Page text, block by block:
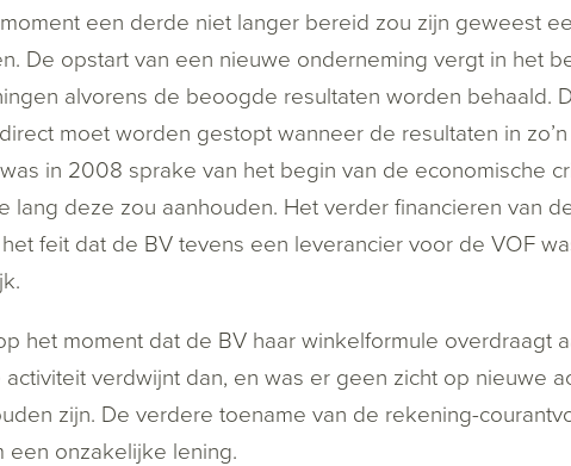
een derde niet langer bereid zou zijn geweest
De opstart van een nieuwe onderneming vergt in het
alvorens de beoogde resultaten worden behaald.
moet worden gestopt wanneer de resultaten in
in 2008 sprake van het begin van de economische
lang deze zou aanhouden. Het verder financieren van
feit dat de BV tevens een leverancier voor de VOF
het moment dat de BV haar winkelformule overdraagt
verdwijnt dan, en was er geen zicht op nieuwe
zijn. De verdere toename van de rekening-
een onzakelijke lening.